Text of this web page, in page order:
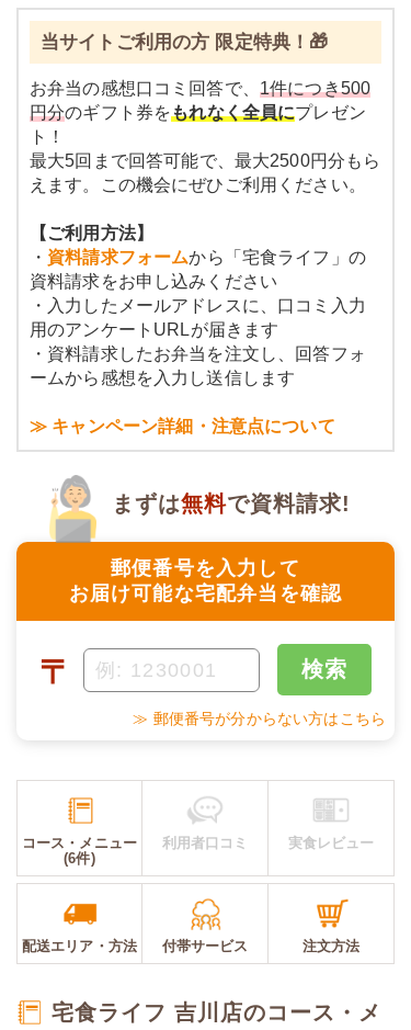
当サイトご利用の方 限定特典！🎁
お弁当の感想口コミ回答で、 1件につき500
円分のギフト券をもれなく全員にプレゼン
ト！
最大5回まで回答可能で、最大2500円分もら
えます。この機会にぜひご利用ください。
【ご利用方法】
・ 資料請求フォームから「宅食ライフ」の
資料請求をお申し込みください
・入力したメールアドレスに、口コミ入力
用のアンケートURLが届きます
・資料請求したお弁当を注文し、回答フォ
ームから感想を入力し送信します
≫ キャンペーン詳細・注意点について
郵便番号を入力して
お届け可能な宅配弁当を確認
まずは無料で資料請求!
〒 検索
≫ 郵便番号が分からない方はこちら
コース・メニュー
(6件)
利用者口コミ 実食レビュー
配送エリア・ 方法 付帯サービス 注文方法
宅食ライフ 吉川店のコース・メ